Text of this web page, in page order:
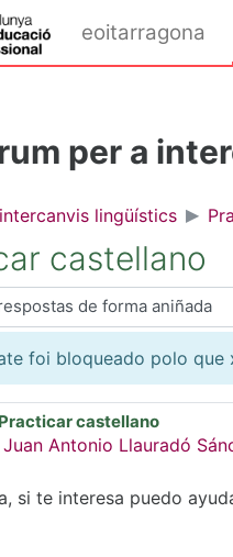
eoitarragona
per a
lingüístics
castellano
foi bloqueado polo que
castellano
Juan Antonio Llauradó
de respostas: 0
si te interesa puedo